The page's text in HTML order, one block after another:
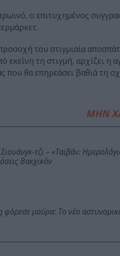
ο επιτυχημένος
του στιγμιαία
εκείνη τη στιγμή, αρχίζει
που θα επηρεάσει βαθιά τη
ΜΗΝ
Σιουάνγκ-τζι – «Ταϊβάν:
Βακχικόν
μαύρα: Το νέο